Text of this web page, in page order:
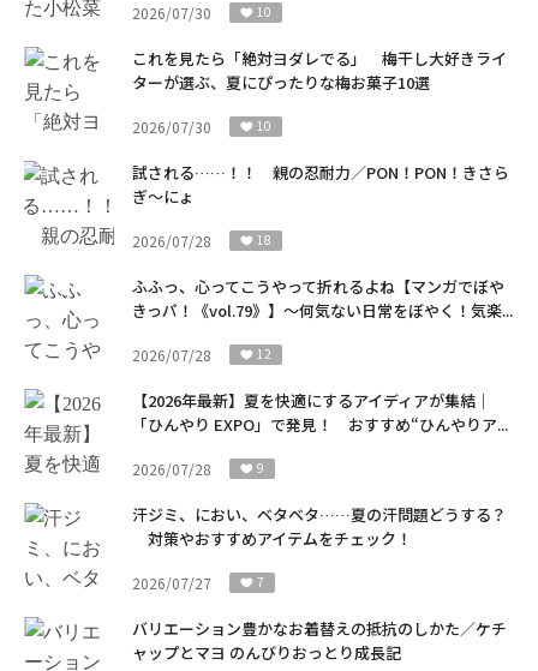
2026/07/30 10
これを見たら「絶対ヨダレでる」 梅干し大好きライ
ターが選ぶ、夏にぴったりな梅お菓子10選
2026/07/30 10
試される……！！ 親の忍耐力／PON！PON！きさら
ぎ～にょ
2026/07/28 18
ふふっ、心ってこうやって折れるよね【マンガでぼや
きっパ！《vol.79》】～何気ない日常をぼやく！気楽...
2026/07/28 12
【2026年最新】夏を快適にするアイディアが集結｜
「ひんやり EXPO」で発見！ おすすめ“ひんやりア...
2026/07/28 9
汗ジミ、におい、ベタベタ……夏の汗問題どうする？
対策やおすすめアイテムをチェック！
2026/07/27 7
バリエーション豊かなお着替えの抵抗のしかた／ケチ
ャップとマヨ のんびりおっとり成長記